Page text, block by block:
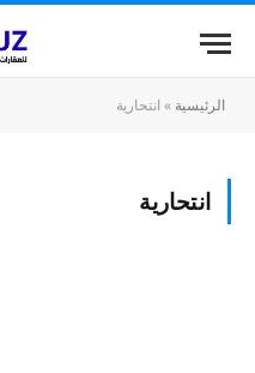
الرئيسية » انتحارية
انتحارية